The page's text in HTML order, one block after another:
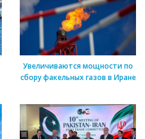
Увеличиваются мощности по
сбору факельных газов в Иране